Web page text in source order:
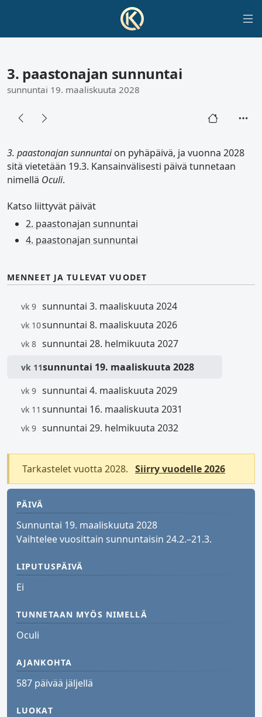
3. paastonajan sunnuntai
sunnuntai 19. maaliskuuta 2028
3. paastonajan sunnuntaion pyhäpäivä, ja vuonna 2028
sitä vietetään 19.3. Kansainvälisesti päivä tunnetaan
nimellä Oculi.
Katso liittyvät päivät
2. paastonajan sunnuntai
4. paastonajan sunnuntai
MENNEET JA TULEVAT VUODET
vk 9 sunnuntai 3. maaliskuuta 2024
vk 10sunnuntai 8. maaliskuuta 2026
vk 8 sunnuntai 28. helmikuuta 2027
vk 11sunnuntai 19. maaliskuuta 2028
vk 9 sunnuntai 4. maaliskuuta 2029
vk 11 sunnuntai 16. maaliskuuta 2031
vk 9 sunnuntai 29. helmikuuta 2032
Tarkastelet vuotta 2028. Siirry vuodelle 2026
PÄIVÄ
Sunnuntai 19. maaliskuuta 2028
Vaihtelee vuosittain sunnuntaisin 24.2.–21.3.
LIPUTUSPÄIVÄ
Ei
TUNNETAAN MYÖS NIMELLÄ
Oculi
AJANKOHTA
587 päivää jäljellä
LUOKAT